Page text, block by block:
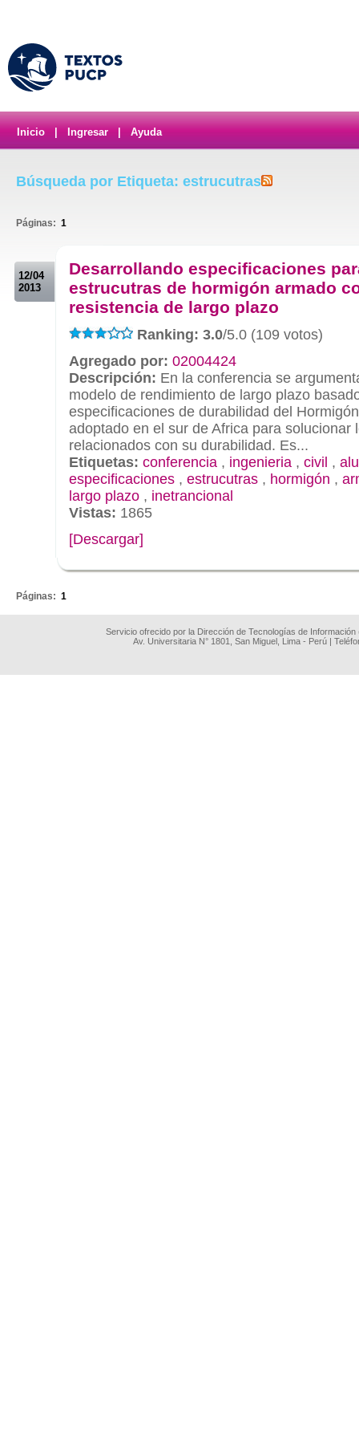
Inicio Ingresar Ayuda
Búsqueda por Etiqueta: estrucutras
Páginas: 1
12/04
2013
Desarrollando especificaciones
estrucutras de hormigón armado
resistencia de largo plazo
Ranking: 3.0/5.0 (109 votos)
Agregado por: 02004424
Descripción: En la conferencia se
modelo de rendimiento de largo plazo
especificaciones de durabilidad del
adoptado en el sur de Africa para solucionar
relacionados con su durabilidad. Es...
Etiquetas: conferencia , ingenieria , civil ,
especificaciones , estrucutras , hormigón ,
largo plazo , inetrancional
Vistas: 1865
[Descargar]
Páginas: 1
Servicio ofrecido por la Dirección de Tecnologías de
Av. Universitaria N° 1801, San Miguel, Lima - Perú |